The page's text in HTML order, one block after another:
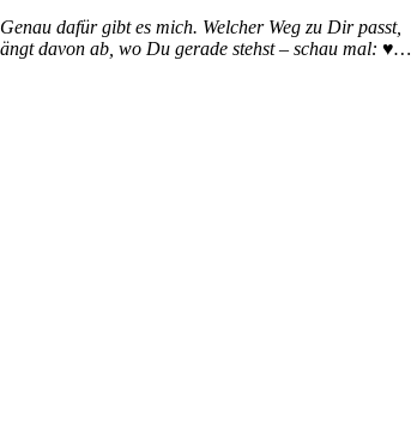
Genau dafür gibt es mich. Welcher Weg zu Dir passt,
davon ab, wo Du gerade stehst – schau mal: ♥️…